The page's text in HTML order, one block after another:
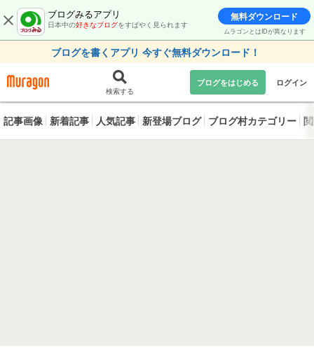
ブログみるアプリ
日本中の好きなブログをすばやく見られます
無料ダウンロード
ムラゴンとはIDが異なります
ブログを書くアプリ 今すぐ無料ダウンロード！
検索する
ブログをはじめる ログイン
記事画像 新着記事 人気記事 新登場ブログ ブログ村カテゴリー